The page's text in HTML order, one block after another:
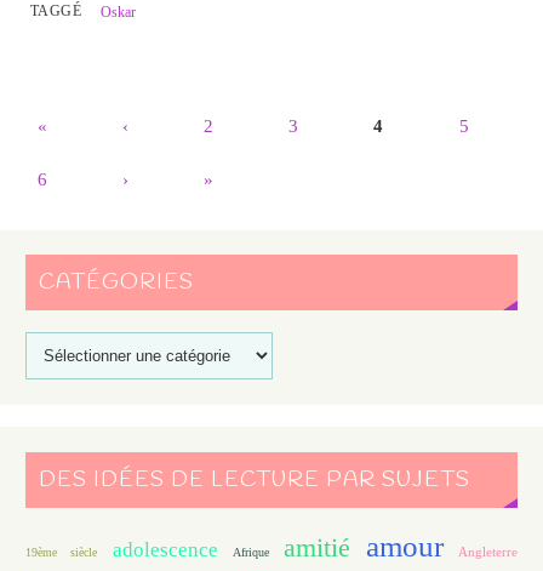
TAGGÉ Oskar
« ‹ 2 3 4 5
6 › »
CATÉGORIES
DES IDÉES DE LECTURE PAR SUJETS
19ème siècle adolescence Afrique amitié amour Angleterre